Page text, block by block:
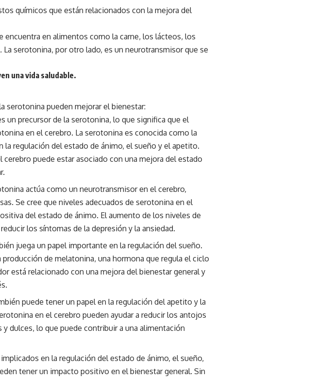
químicos que están relacionados con la mejora del
encuentra en alimentos como la carne, los lácteos, los
serotonina, por otro lado, es un neurotransmisor que se
una vida saludable.
serotonina pueden mejorar el bienestar:
un precursor de la serotonina, lo que significa que el
en el cerebro. La serotonina es conocida como la
la regulación del estado de ánimo, el sueño y el apetito.
puede estar asociado con una mejora del estado
actúa como un neurotransmisor en el cerebro,
Se cree que niveles adecuados de serotonina en el
del estado de ánimo. El aumento de los niveles de
los síntomas de la depresión y la ansiedad.
juega un papel importante en la regulación del sueño.
de melatonina, una hormona que regula el ciclo
está relacionado con una mejora del bienestar general y
puede tener un papel en la regulación del apetito y la
en el cerebro pueden ayudar a reducir los antojos
dulces, lo que puede contribuir a una alimentación
en la regulación del estado de ánimo, el sueño,
tener un impacto positivo en el bienestar general. Sin